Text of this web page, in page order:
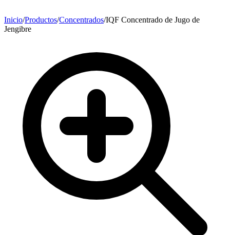
Inicio/Productos/Concentrados/IQF Concentrado de Jugo de
Jengibre